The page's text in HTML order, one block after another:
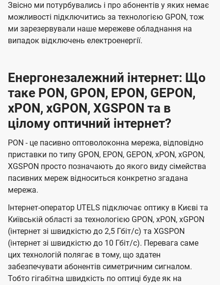
Звісно ми потурбувались і про абонентів у яких немає
можливості підключитись за технологією GPON, тож
ми зарезервували наше мережеве обладнання на
випадок відключень електроенергії.
Енергонезалежний інтернет: Що
таке PON, GPON, EPON, GEPON,
xPON, xGPON, XGSPON та в
цілому оптичний інтернет?
PON - це пасивно оптоволоконна мережа, відповідно
приставки по типу GPON, EPON, GEPON, xPON, xGPON,
XGSPON просто позначають до якого виду сімейства
пасивних мереж відноситься конкретно згадана
мережа.
Інтернет-оператор UTELS підключає оптику в Києві та
Київській області за технологією GPON, xPON, xGPON
(інтернет зі швидкістю до 2,5 Гбіт/с) та XGSPON
(інтернет зі швидкістю до 10 Гбіт/с). Перевага саме
цих технологій полягає в тому, що здатен
забезпечувати абонентів симетричним сигналом.
Тобто гігабітна швидкість по оптиці буде як на